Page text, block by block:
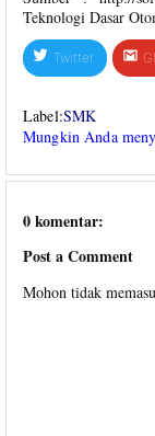
Teknologi Dasar
Twitter
Label:SMK
Mungkin Anda
0 komentar:
Post a Comment
Mohon tidak